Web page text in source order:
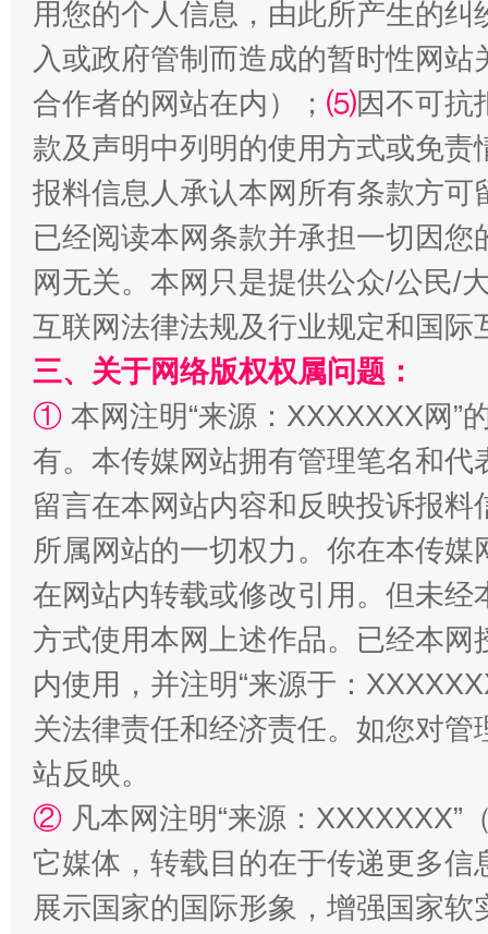
全民健身五年计划来了！等你上场
国家大学科技园优化重塑工作
用您的个人信息，由此所产生的纠
入或政府管制而造成的暂时性网
合作者的网站在内）； ⑸因不可抗
款及声明中列明的使用方式或免责
报料信息人承认本网所有条款方
已经阅读本网条款并承担一切因
网无关。本网只是提供公众/公民/
互联网法律法规及行业规定和国
三、关于网络版权权属问题：
① 本网注明“来源：XXXXXXX网”
有。本传媒网站拥有管理笔名和
留言在本网站内容和反映投诉报
所属网站的一切权力。你在本传
在网站内转载或修改引用。但未
方式使用本网上述作品。已经本
内使用，并注明“来源于：
关法律责任和经济责任。如您对
站反映。
② 凡本网注明“来源：
它媒体，转载目的在于传递更多
展示国家的国际形象，增强国家